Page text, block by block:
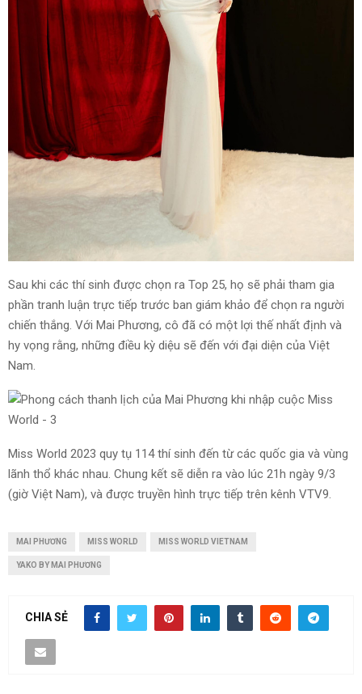
Sau khi các thí sinh được chọn ra Top 25, họ sẽ phải tham gia
phần tranh luận trực tiếp trước ban giám khảo để chọn ra người
chiến thắng. Với Mai Phương, cô đã có một lợi thế nhất định và
hy vọng rằng, những điều kỳ diệu sẽ đến với đại diện của Việt
Nam.
Miss World 2023 quy tụ 114 thí sinh đến từ các quốc gia và vùng
lãnh thổ khác nhau. Chung kết sẽ diễn ra vào lúc 21h ngày 9/3
(giờ Việt Nam), và được truyền hình trực tiếp trên kênh VTV9.
MAI PHƯƠNG MISS WORLD MISS WORLD VIETNAM
YAKO BY MAI PHƯƠNG
CHIA SẺ